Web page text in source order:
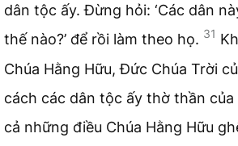
dân tộc ấy. Đừng hỏi: ‘Các dân
thế nào?’ để rồi làm theo họ. 31
Chúa Hằng Hữu, Đức Chúa Trời
cách các dân tộc ấy thờ thần
cả những điều Chúa Hằng Hữu